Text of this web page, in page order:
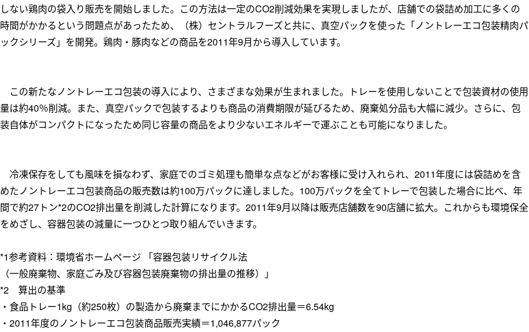
しない鶏肉の袋入り販売を開始しました。この方法は一定のCO2削減効果を実現しましたが、店舗での袋詰め加工に多くの
時間がかかるという問題点があったため、（株）セントラルフーズと共に、真空パックを使った「ノントレーエコ包装精肉パ
ックシリーズ」を開発。鶏肉・豚肉などの商品を2011年9月から導入しています。
この新たなノントレーエコ包装の導入により、さまざまな効果が生まれました。トレーを使用しないことで包装資材の使用
量は約40％削減。また、真空パックで包装するよりも商品の消費期限が延びるため、廃棄処分品も大幅に減少。さらに、包
装自体がコンパクトになったため同じ容量の商品をより少ないエネルギーで運ぶことも可能になりました。
冷凍保存をしても風味を損なわず、家庭でのゴミ処理も簡単な点などがお客様に受け入れられ、2011年度には袋詰めを含
めたノントレーエコ包装商品の販売数は約100万パックに達しました。100万パックを全てトレーで包装した場合に比べ、年
間で約27トン*2のCO2排出量を削減した計算になります。2011年9月以降は販売店舗数を90店舗に拡大。これからも環境保全
をめざし、容器包装の減量に一つひとつ取り組んでいきます。
*1参考資料：環境省ホームページ 「容器包装リサイクル法
（一般廃棄物、家庭ごみ及び容器包装廃棄物の排出量の推移）」
*2 算出の基準
・食品トレー1kg（約250枚）の製造から廃棄までにかかるCO2排出量＝6.54kg
・2011年度のノントレーエコ包装商品販売実績＝1,046,877パック